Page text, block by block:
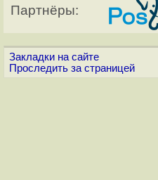
Партнёры:
Закладки на сайте
Проследить за страницей